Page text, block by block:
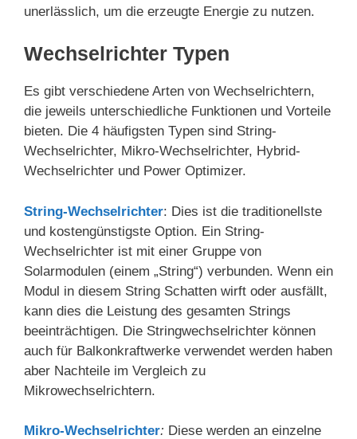
unerlässlich, um die erzeugte Energie zu nutzen.
Wechselrichter Typen
Es gibt verschiedene Arten von Wechselrichtern,
die jeweils unterschiedliche Funktionen und Vorteile
bieten. Die 4 häufigsten Typen sind String-
Wechselrichter, Mikro-Wechselrichter, Hybrid-
Wechselrichter und Power Optimizer.
String-Wechselrichter: Dies ist die traditionellste
und kostengünstigste Option. Ein String-
Wechselrichter ist mit einer Gruppe von
Solarmodulen (einem „String“) verbunden. Wenn ein
Modul in diesem String Schatten wirft oder ausfällt,
kann dies die Leistung des gesamten Strings
beeinträchtigen. Die Stringwechselrichter können
auch für Balkonkraftwerke verwendet werden haben
aber Nachteile im Vergleich zu
Mikrowechselrichtern.
Mikro-Wechselrichter: Diese werden an einzelne